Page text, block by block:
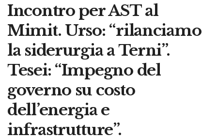
Incontro per AST al
Mimit. Urso: “rilanciamo
la siderurgia a Terni”.
Tesei: “Impegno del
governo su costo
dell’energia e
infrastrutture”.